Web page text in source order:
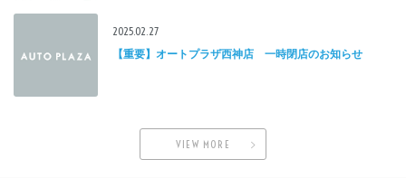
2025.02.27
【重要】オートプラザ西神店 一時閉店のお知らせ
VIEW MORE